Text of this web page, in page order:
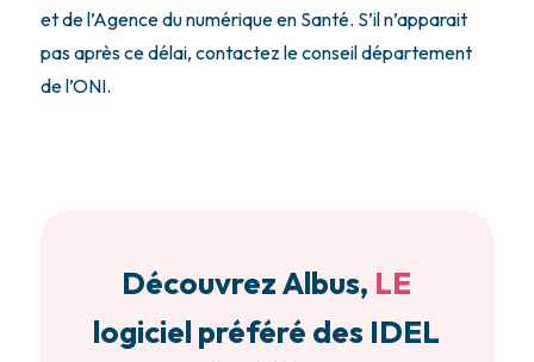
et de l’Agence du numérique en Santé. S’il n’apparait
pas après ce délai, contactez le conseil département
de l’ONI.
Découvrez Albus, LE
logiciel préféré des IDEL